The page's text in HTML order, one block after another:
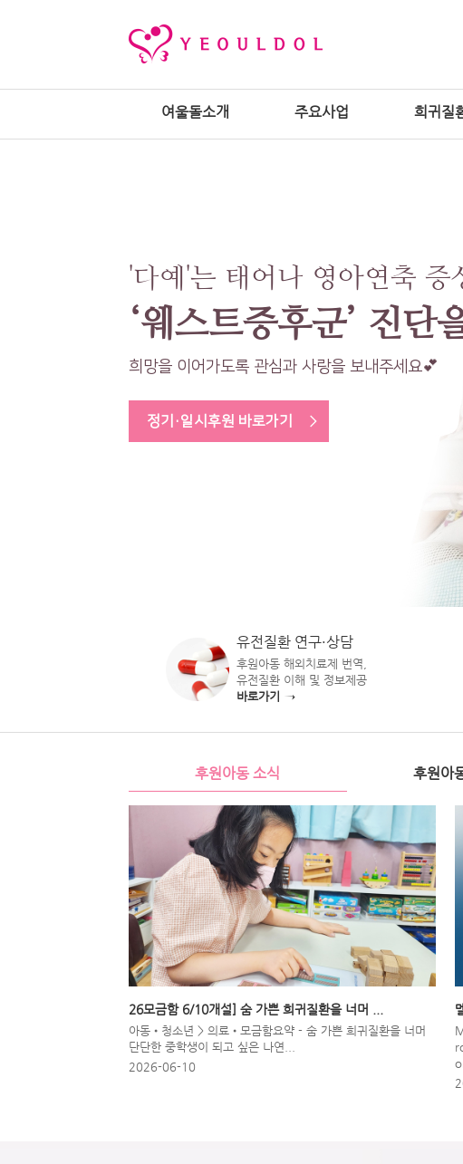
여울돌소개 주요사업 희귀질
'다예'는 태어나 영아연축 증
‘웨스트증후군’ 진단
희망을 이어가도록 관심과 사랑을 보내주세요💕
정기·일시후원 바로가기
유전질환 연구·상담
후원아동 해외치료제 번역,
유전질환 이해 및 정보제공
바로가기 →
후원아동 소식 후원아
26모금함 6/10개설] 숨 가쁜 희귀질환을 너머 ...
아동•청소년 > 의료•모금함요약 - 숨 가쁜 희귀질환을 너머
단단한 중학생이 되고 싶은 나연...
2026-06-10